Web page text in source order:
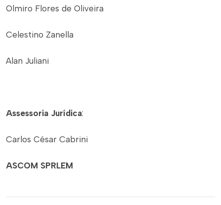
Olmiro Flores de Oliveira
Celestino Zanella
Alan Juliani
Assessoria Jurídica:
Carlos César Cabrini
ASCOM SPRLEM